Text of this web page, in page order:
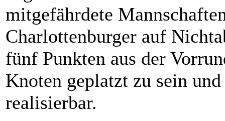
mitgefährdete
Charlottenburger auf
fünf Punkten aus der
Knoten geplatzt zu sein
realisierbar.